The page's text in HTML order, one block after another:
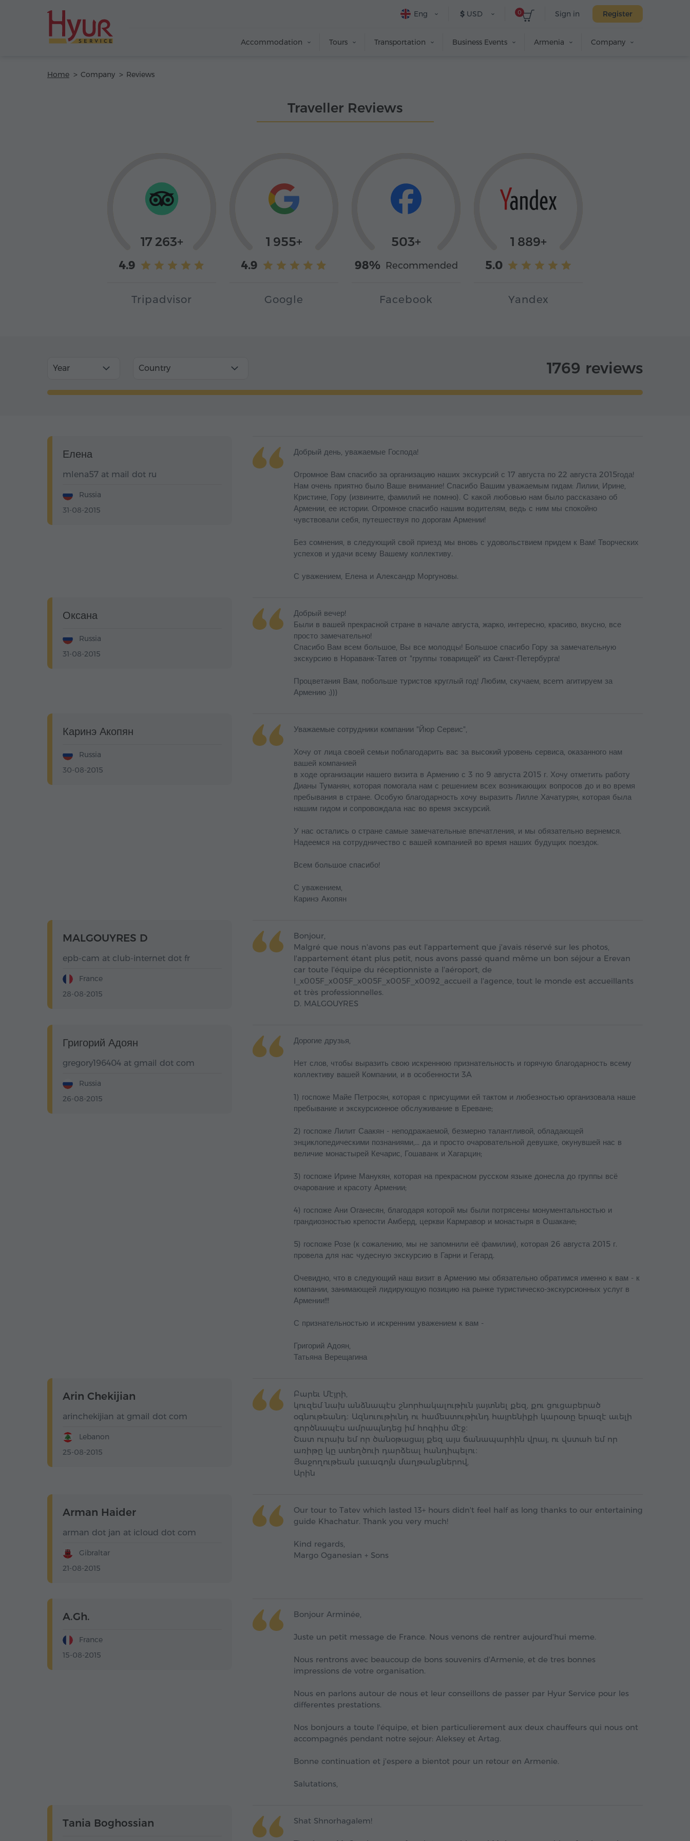
Sign in Register
0
$ USD
Eng
Accommodation Tours Transportation Business Events Armenia Company
Home Company Reviews
Traveller Reviews
17 263+
4.9
Tripadvisor
1 955+
4.9
Google
503+
98% Recommended
Facebook
1 889+
5.0
Yandex
Year Country 1769 reviews
Елена
mlena57 at mail dot ru
Russia
31-08-2015
Добрый день, уважаемые Господа!
Огромное Вам спасибо за организацию наших экскурсий с 17 августа по 22 августа 2015года!
Нам очень приятно было Ваше внимание! Спасибо Вашим уважаемым гидам: Лилии, Ирине,
Кристине, Гору (извините, фамилий не помню). С какой любовью нам было рассказано об
Армении, ее истории. Огромное спасибо нашим водителям, ведь с ним мы спокойно
чувствовали себя, путешествуя по дорогам Армении!
Без сомнения, в следующий свой приезд мы вновь с удовольствием придем к Вам! Творческих
успехов и удачи всему Вашему коллективу.
С уважением, Елена и Александр Моргуновы.
Оксана
Russia
31-08-2015
Добрый вечер!
Были в вашей прекрасной стране в начале августа, жарко, интересно, красиво, вкусно, все
просто замечательно!
Спасибо Вам всем большое, Вы все молодцы! Большое спасибо Гору за замечательную
экскурсию в Нораванк-Татев от "группы товарищей" из Санкт-Петербурга!
Процветания Вам, побольше туристов круглый год! Любим, скучаем, всеm агитируем за
Армению ;)))
Каринэ Акопян
Russia
30-08-2015
Уважаемые сотрудники компании "Йюр Сервис",
Хочу от лица своей семьи поблагодарить вас за высокий уровень сервиса, оказанного нам
вашей компанией
в ходе организации нашего визита в Армению с 3 по 9 августа 2015 г. Хочу отметить работу
Дианы Туманян, которая помогала нам с решением всех возникающих вопросов до и во время
пребывания в стране. Особую благодарность хочу выразить Лилле Хачатурян, которая была
нашим гидом и сопровождала нас во время экскурсий.
У нас остались о стране самые замечательные впечатления, и мы обязательно вернемся.
Надеемся на сотрудничество с вашей компанией во время наших будущих поездок.
Всем большое спасибо!
С уважением,
Каринэ Акопян
MALGOUYRES D
epb-cam at club-internet dot fr
France
28-08-2015
Bonjour,
Malgré que nous n'avons pas eut l'appartement que j'avais réservé sur les photos,
l'appartement étant plus petit, nous avons passé quand même un bon séjour a Erevan
car toute l'équipe du réceptionniste a l'aéroport, de
l_x005F_x005F_x005F_x005F_x0092_accueil a l'agence, tout le monde est accueillants
et très professionnelles.
D. MALGOUYRES
Григорий Адоян
gregory196404 at gmail dot com
Russia
26-08-2015
Дорогие друзья,
Нет слов, чтобы выразить свою искреннюю признательность и горячую благодарность всему
коллективу вашей Компании, и в особенности 3A
1) госпоже Майе Петросян, которая с присущими ей тактом и любезностью организовала наше
пребывание и экскурсионное обслуживание в Ереване;
2) госпоже Лилит Саакян - неподражаемой, безмерно талантливой, обладающей
энциклопедическими познаниями,... да и просто очаровательной девушке, окунувшей нас в
величие монастырей Кечарис, Гошаванк и Хагарцин;
3) госпоже Ирине Манукян, которая на прекрасном русском языке донесла до группы всё
очарование и красоту Армении;
4) госпоже Ани Оганесян, благодаря которой мы были потрясены монументальностью и
грандиозностью крепости Амберд, церкви Кармравор и монастыря в Ошакане;
5) госпоже Розе (к сожалению, мы не запомнили её фамилии), которая 26 августа 2015 г.
провела для нас чудесную экскурсию в Гарни и Гегард.
Очевидно, что в следующий наш визит в Армению мы обязательно обратимся именно к вам - к
компании, занимающей лидирующую позицию на рынке туристическо-экскурсионных услуг в
Армении!!!
С признательностью и искренним уважением к вам -
Григорий Адоян,
Татьяна Верещагина
Arin Chekijian
arinchekijian at gmail dot com
Lebanon
25-08-2015
Բարեւ Մէյրի,
կուզեմ նախ անձնապէս շնորհակալութիւն յայտնել քեզ, քու ցուցաբերած
օգնութեանդ։ Ազնուութիւնդ ու համեստութիւնդ հայրենիքի կարօտը երազէ աւելի
գործնապէս ամրապնդեց իմ հոգիիս մէջ։
Շատ ուրախ եմ որ ծանօթացայ քեզ այս ճանապարհին վրայ, ու վստահ եմ որ
առիթը կը ստեղծուի դարձեալ հանդիպելու։
Յաջողութեան լաւագոյն մաղթանքներով,
Արին
Arman Haider
arman dot jan at icloud dot com
Gibraltar
21-08-2015
Our tour to Tatev which lasted 13+ hours didn't feel half as long thanks to our entertaining
guide Khachatur. Thank you very much!
Kind regards,
Margo Oganesian + Sons
A.Gh.
France
15-08-2015
Bonjour Arminée,
Juste un petit message de France. Nous venons de rentrer aujourd'hui meme.
Nous rentrons avec beaucoup de bons souvenirs d'Armenie, et de tres bonnes
impressions de votre organisation.
Nous en parlons autour de nous et leur conseillons de passer par Hyur Service pour les
differentes prestations.
Nos bonjours a toute l'équipe, et bien particulierement aux deux chauffeurs qui nous ont
accompagnés pendant notre sejour: Aleksey et Artag.
Bonne continuation et j'espere a bientot pour un retour en Armenie.
Salutations,
Tania Boghossian Shat Shnorhagalem!